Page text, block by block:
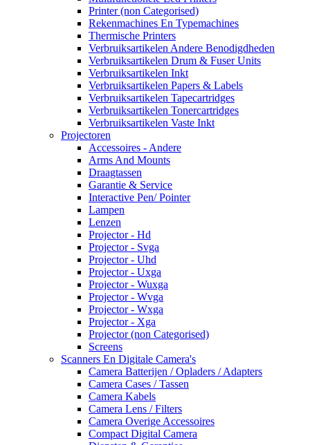
Printer (non Categorised)
Rekenmachines En Typemachines
Thermische Printers
Verbruiksartikelen Andere Benodigdheden
Verbruiksartikelen Drum & Fuser Units
Verbruiksartikelen Inkt
Verbruiksartikelen Papers & Labels
Verbruiksartikelen Tapecartridges
Verbruiksartikelen Tonercartridges
Verbruiksartikelen Vaste Inkt
Projectoren
Accessoires - Andere
Arms And Mounts
Draagtassen
Garantie & Service
Interactive Pen/ Pointer
Lampen
Lenzen
Projector - Hd
Projector - Svga
Projector - Uhd
Projector - Uxga
Projector - Wuxga
Projector - Wvga
Projector - Wxga
Projector - Xga
Projector (non Categorised)
Screens
Scanners En Digitale Camera's
Camera Batterijen / Opladers / Adapters
Camera Cases / Tassen
Camera Kabels
Camera Lens / Filters
Camera Overige Accessoires
Compact Digital Camera